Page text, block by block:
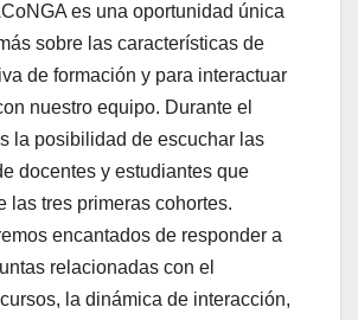
es una oportunidad única
sobre las características de
de formación y para interactuar
nuestro equipo. Durante el
la posibilidad de escuchar las
docentes y estudiantes que
las tres primeras cohortes.
encantados de responder a
relacionadas con el
la dinámica de interacción,